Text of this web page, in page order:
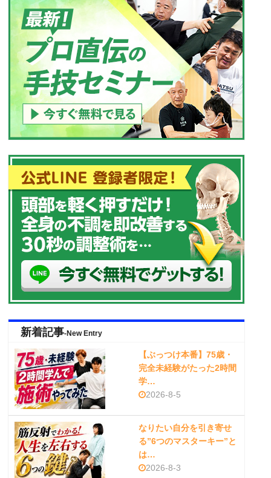
新着記事-New Entry
【ぶっつけ本番】75歳・
完全未経験がたった2時間
学…
2026-8-5
なりたい自分を引き寄せ
る”6つのマスターキー”と
は…
2026-8-3